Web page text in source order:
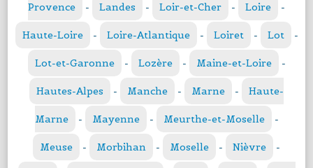
Provence - Landes - Loir-et-Cher - Loire -
Haute-Loire - Loire-Atlantique - Loiret - Lot -
Lot-et-Garonne - Lozère - Maine-et-Loire -
Hautes-Alpes - Manche - Marne - Haute-
Marne - Mayenne - Meurthe-et-Moselle -
Meuse - Morbihan - Moselle - Nièvre -